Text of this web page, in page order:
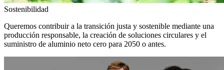
Sostenibilidad
Queremos contribuir a la transición justa y sostenible mediante una
producción responsable, la creación de soluciones circulares y el
suministro de aluminio neto cero para 2050 o antes.